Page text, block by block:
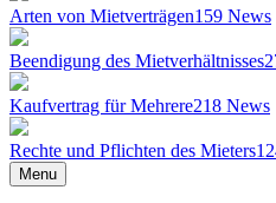
Arten von Mietverträgen159 News
Beendigung des Mietverhältnisses
Kaufvertrag für Mehrere218 News
Rechte und Pflichten des Mieters
Menu